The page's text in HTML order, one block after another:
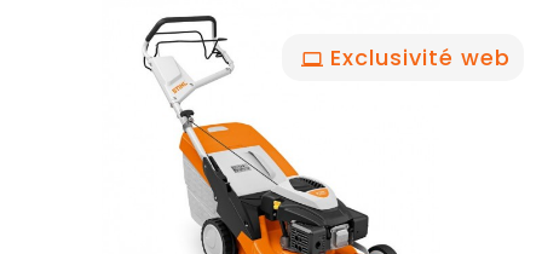
Exclusivité web